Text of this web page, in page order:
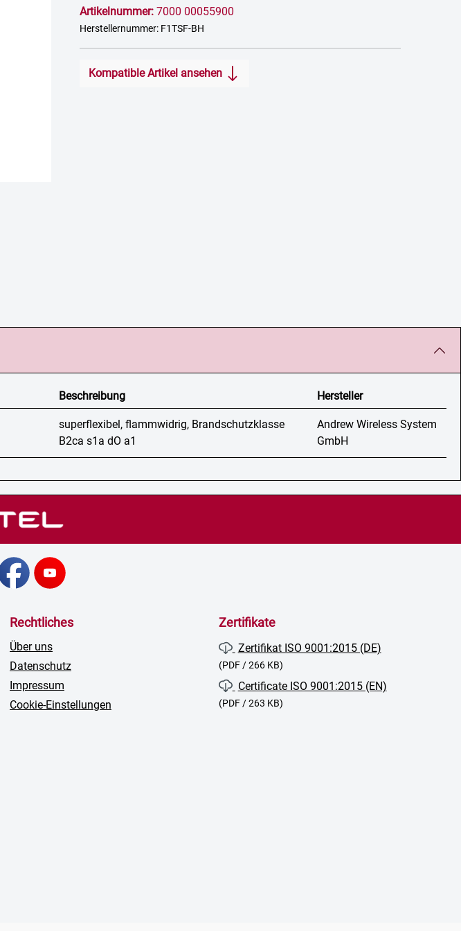
Artikelnummer: 7000 00055900
Herstellernummer: F1TSF-BH
Kompatible Artikel ansehen
Beschreibung Hersteller
superflexibel, flammwidrig, Brandschutzklasse
B2ca s1a dO a1
Andrew Wireless System
GmbH
Rechtliches
Über uns
Datenschutz
Impressum
Cookie-Einstellungen
Zertifikate
Zertifikat ISO 9001:2015 (DE)
(PDF / 266 KB)
Certificate ISO 9001:2015 (EN)
(PDF / 263 KB)